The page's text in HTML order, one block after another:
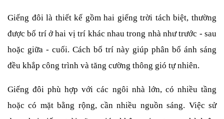
Giếng đôi là thiết kế gồm hai giếng trời tách biệt, thường
được bố trí ở hai vị trí khác nhau trong nhà như trước - sau
hoặc giữa - cuối. Cách bố trí này giúp phân bổ ánh sáng
đều khắp công trình và tăng cường thông gió tự nhiên.
Giếng đôi phù hợp với các ngôi nhà lớn, có nhiều tầng
hoặc có mặt bằng rộng, cần nhiều nguồn sáng. Việc sử